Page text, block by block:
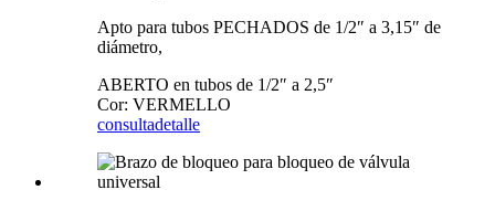
Apto para tubos PECHADOS de 1/2″ a 3,15″ de
diámetro,
ABERTO en tubos de 1/2″ a 2,5″
Cor: VERMELLO
consultadetalle